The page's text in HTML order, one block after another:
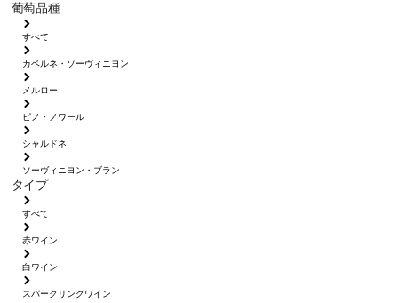
葡萄品種
すべて
カベルネ・ソーヴィニヨン
メルロー
ピノ・ノワール
シャルドネ
ソーヴィニヨン・ブラン
タイプ
すべて
赤ワイン
白ワイン
スパークリングワイン